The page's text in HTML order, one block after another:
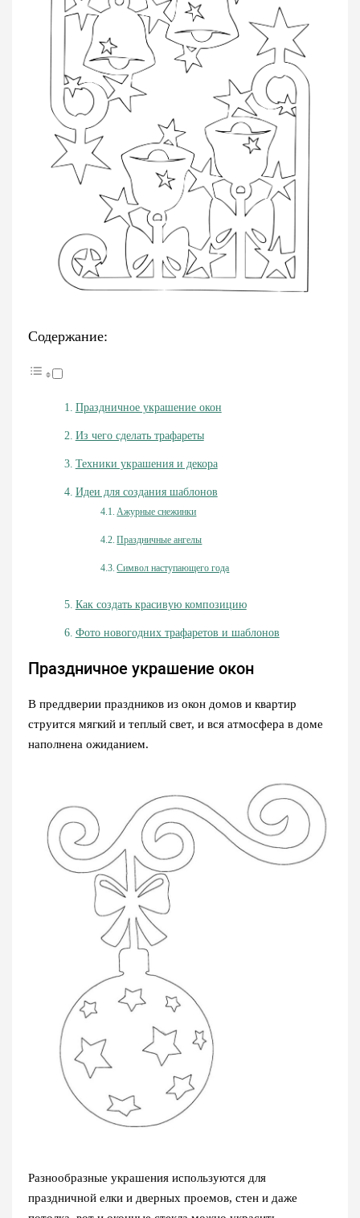
Содержание:
Праздничное украшение окон
Из чего сделать трафареты
Техники украшения и декора
Идеи для создания шаблонов
Ажурные снежинки
Праздничные ангелы
Символ наступающего года
Как создать красивую композицию
Фото новогодних трафаретов и шаблонов
Праздничное украшение окон
В преддверии праздников из окон домов и квартир
струится мягкий и теплый свет, и вся атмосфера в доме
наполнена ожиданием.
Разнообразные украшения используются для
праздничной елки и дверных проемов, стен и даже